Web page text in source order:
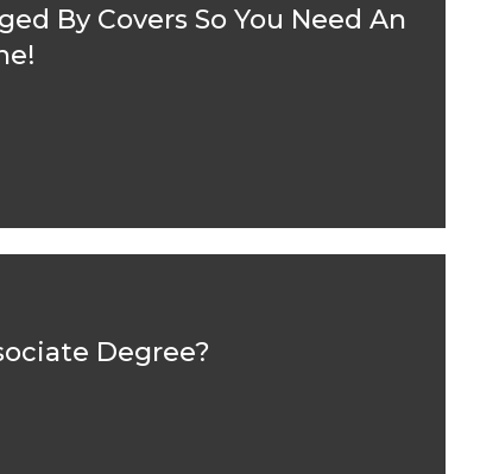
By Covers So You Need An
Degree?